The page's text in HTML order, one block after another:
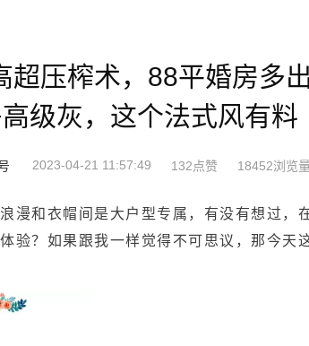
超压榨术，88平婚房多
级灰，这个法式风有料
2023-04-21 11:57:49 132点赞 18452浏览量
浪漫和衣帽间是大户型专属，有没有想过，
验？如果跟我一样觉得不可思议，那今天